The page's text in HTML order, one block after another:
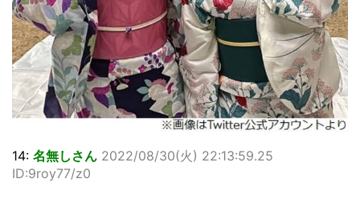
14: 名無しさん 2022/08/30(火) 22:13:59.25
ID:9roy77/z0